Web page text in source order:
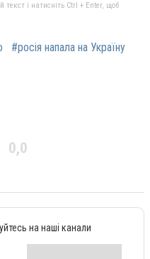
текст і натисніть Ctrl + Enter, щоб
#росія напала на Україну
0,0
на наші канали